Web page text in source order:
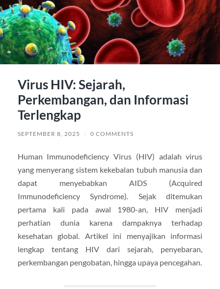
Virus HIV: Sejarah,
Perkembangan, dan Informasi
Terlengkap
SEPTEMBER 8, 2025 / 0 COMMENTS
Human Immunodeficiency Virus (HIV) adalah virus
yang menyerang sistem kekebalan tubuh manusia dan
dapat menyebabkan AIDS (Acquired
Immunodeficiency Syndrome). Sejak ditemukan
pertama kali pada awal 1980-an, HIV menjadi
perhatian dunia karena dampaknya terhadap
kesehatan global. Artikel ini menyajikan informasi
lengkap tentang HIV dari sejarah, penyebaran,
perkembangan pengobatan, hingga upaya pencegahan.